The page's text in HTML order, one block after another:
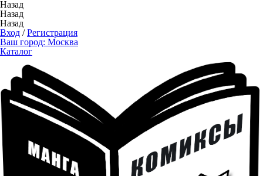
Назад
Назад
Назад
Вход /Регистрация
Ваш город: Москва
Каталог